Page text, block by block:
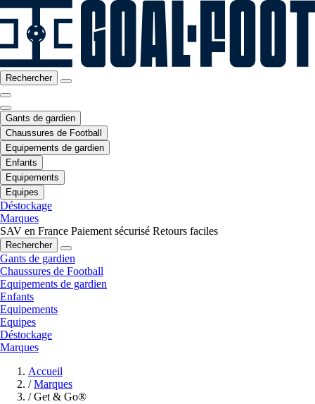
Rechercher
Gants de gardien
Chaussures de Football
Equipements de gardien
Enfants
Equipements
Equipes
Déstockage
Marques
SAV en France Paiement sécurisé Retours faciles
Rechercher
Gants de gardien
Chaussures de Football
Equipements de gardien
Enfants
Equipements
Equipes
Déstockage
Marques
Accueil
/ Marques
/ Get & Go®